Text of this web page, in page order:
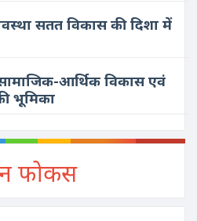
सतत विकास की दिशा में
आर्थिक विकास एवं
भूमिका
फोकस